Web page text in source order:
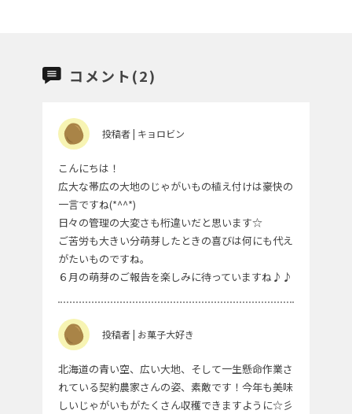
コメント(2)
投稿者 | キョロビン
こんにちは！
広大な帯広の大地のじゃがいもの植え付けは豪快の
一言ですね(*^^*)
日々の管理の大変さも桁違いだと思います☆
ご苦労も大きい分萌芽したときの喜びは何にも代え
がたいものですね。
６月の萌芽のご報告を楽しみに待っていますね♪♪
投稿者 | お菓子大好き
北海道の青い空、広い大地、そして一生懸命作業さ
れている契約農家さんの姿、素敵です！今年も美味
しいじゃがいもがたくさん収穫できますように☆彡